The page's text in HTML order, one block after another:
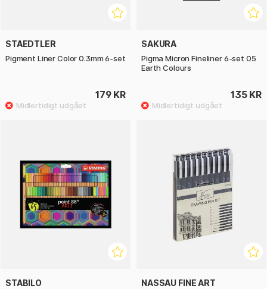
STAEDTLER
Pigment Liner Color 0.3mm 6-set
179 KR
SAKURA
Pigma Micron Fineliner 6-set 05
Earth Colours
135 KR
STABILO NASSAU FINE ART